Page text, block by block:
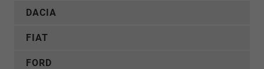
DACIA
FIAT
FORD